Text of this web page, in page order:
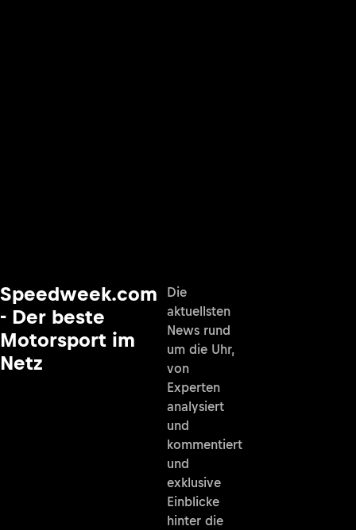
Speedweek.com
- Der beste
Motorsport im
Netz
Die
aktuellsten
News rund
um die Uhr,
von
Experten
analysiert
und
kommentiert
und
exklusive
Einblicke
hinter die